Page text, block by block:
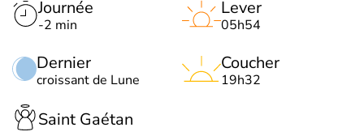
Journée
-2 min
Dernier
croissant de Lune
Lever
05h54
Coucher
19h32
Saint Gaétan